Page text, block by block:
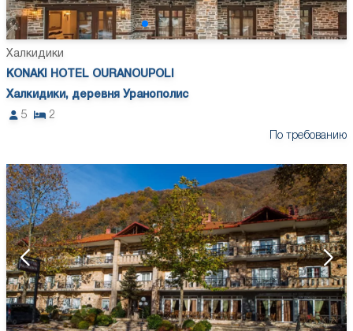
Халкидики
KONAKI HOTEL OURANOUPOLI
Халкидики, деревня Уранополис
5
2
По требованию